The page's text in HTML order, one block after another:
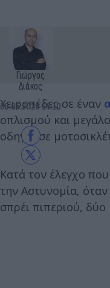
Γιώργος
Διάκος
30.05.2026 14:10
Χειροπέδες σε έναν
οπλισμού και
οδηγούσε
Κατά τον έλεγχο
την Αστυνομία,
σπρέι πιπεριού,